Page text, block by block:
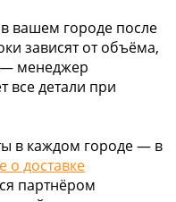
в вашем городе после
зависят от объёма,
— менеджер
все детали при
в каждом городе — в
о доставке
партнёром